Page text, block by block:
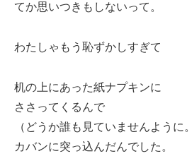
てか思いつきもしないって。
わたしゃもう恥ずかしすぎて
机の上にあった紙ナプキンに
ささってくるんで
（どうか誰も見ていませんように
カバンに突っ込んだんでした。